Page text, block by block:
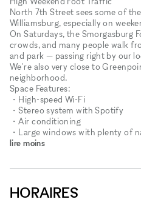
North 7th Street sees some of
Williamsburg, especially on
On Saturdays, the Smorgasburg
crowds, and many people walk
and park — passing right by our
We're also very close to
neighborhood.
Space Features:
・High-speed Wi-Fi
・Stereo system with Spotify
・Air conditioning
・Large windows with plenty of
lire moins
HORAIRES